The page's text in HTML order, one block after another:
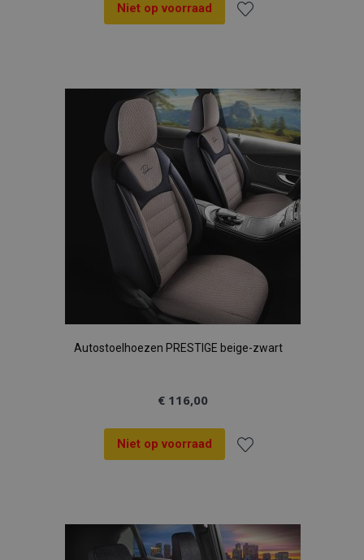
Niet op voorraad
aan
verlanglijst
Autostoelhoezen PRESTIGE beige-zwart
€ 116,00
Niet op voorraad
aan